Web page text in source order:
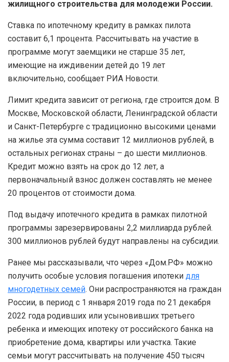
жилищного строительства для молодежи России.
Ставка по ипотечному кредиту в рамках пилота
составит 6,1 процента. Рассчитывать на участие в
программе могут заемщики не старше 35 лет,
имеющие на иждивении детей до 19 лет
включительно, сообщает РИА Новости.
Лимит кредита зависит от региона, где строится дом. В
Москве, Московской области, Ленинградской области
и Санкт-Петербурге с традиционно высокими ценами
на жилье эта сумма составит 12 миллионов рублей, в
остальных регионах страны – до шести миллионов.
Кредит можно взять на срок до 12 лет, а
первоначальный взнос должен составлять не менее
20 процентов от стоимости дома.
Под выдачу ипотечного кредита в рамках пилотной
программы зарезервированы 2,2 миллиарда рублей.
300 миллионов рублей будут направлены на субсидии.
Ранее мы рассказывали, что через «Дом.РФ» можно
получить особые условия погашения ипотеки для
многодетных семей. Они распространяются на граждан
России, в период с 1 января 2019 года по 21 декабря
2022 года родивших или усыновивших третьего
ребенка и имеющих ипотеку от российского банка на
приобретение дома, квартиры или участка. Такие
семьи могут рассчитывать на получение 450 тысяч